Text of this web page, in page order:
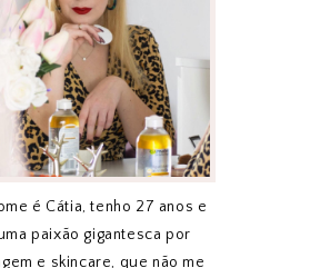
é Cátia, tenho 27 anos e
paixão gigantesca por
e skincare, que não me